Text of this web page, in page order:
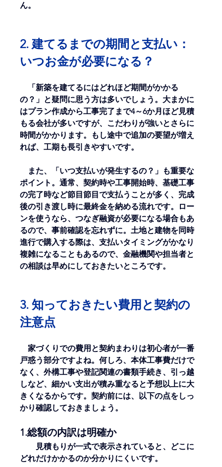
ん。
2. 建てるまでの期間と支払い：
いつお金が必要になる？
「新築を建てるにはどれほど期間がかかる
の？」と疑問に思う方は多いでしょう。大まかに
はプラン作成から工事完了まで4～6か月ほど見積
もる会社が多いですが、こだわりが強いとさらに
時間がかかります。もし途中で追加の要望が増え
れば、工期も長引きやすいです。
また、「いつ支払いが発生するの？」も重要な
ポイント。通常、契約時や工事開始時、基礎工事
の完了時など節目節目で支払うことが多く、完成
後の引き渡し時に最終金を納める流れです。ロー
ンを使うなら、つなぎ融資が必要になる場合もあ
るので、事前確認を忘れずに。土地と建物を同時
進行で購入する際は、支払いタイミングがかなり
複雑になることもあるので、金融機関や担当者と
の相談は早めにしておきたいところです。
3. 知っておきたい費用と契約の
注意点
家づくりでの費用と契約まわりは初心者が一番
戸惑う部分ですよね。何しろ、本体工事費だけで
なく、外構工事や登記関連の書類手続き、引っ越
しなど、細かい支出が積み重なると予想以上に大
きくなるからです。契約前には、以下の点をしっ
かり確認しておきましょう。
1.総額の内訳は明確か
見積もりが一式で表示されていると、どこに
どれだけかかるのか分かりにくいです。